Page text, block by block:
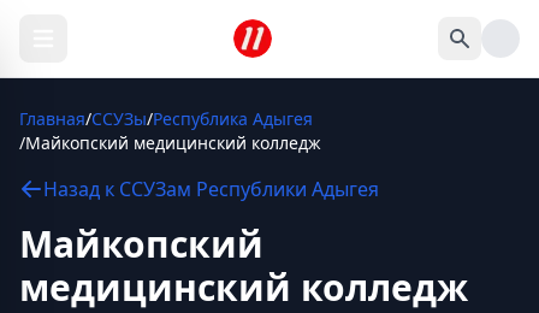
Главная/ССУЗы/Республика Адыгея
/Майкопский медицинский колледж
Назад к ССУЗам Республики Адыгея
Майкопский
медицинский колледж